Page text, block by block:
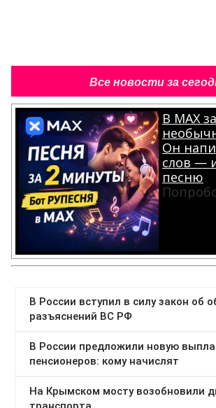
Все новости за
В MAX
Он
слов —
песню